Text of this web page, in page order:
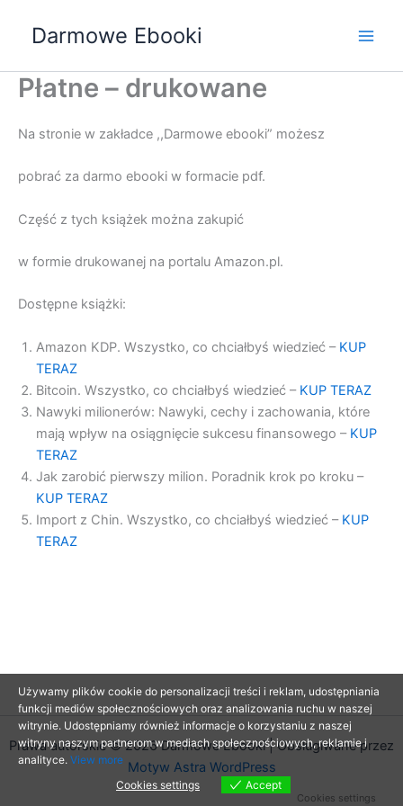
Darmowe Ebooki
Płatne – drukowane
Na stronie w zakładce ,,Darmowe ebooki” możesz
pobrać za darmo ebooki w formacie pdf.
Część z tych książek można zakupić
w formie drukowanej na portalu Amazon.pl.
Dostępne książki:
Amazon KDP. Wszystko, co chciałbyś wiedzieć – KUP
TERAZ
Bitcoin. Wszystko, co chciałbyś wiedzieć – KUP TERAZ
Nawyki milionerów: Nawyki, cechy i zachowania, które
mają wpływ na osiągnięcie sukcesu finansowego – KUP
TERAZ
Jak zarobić pierwszy milion. Poradnik krok po kroku –
KUP TERAZ
Import z Chin. Wszystko, co chciałbyś wiedzieć – KUP
TERAZ
Prawa autorskie © 2026 Darmowe Ebooki | Obsługiwane przez
Motyw Astra WordPress
Używamy plików cookie do personalizacji treści i reklam, udostępniania
funkcji mediów społecznościowych oraz analizowania ruchu w naszej
witrynie. Udostępniamy również informacje o korzystaniu z naszej
witryny naszym partnerom w mediach społecznościowych, reklamie i
analityce. View more
Cookies settings
Accept
Cookies settings